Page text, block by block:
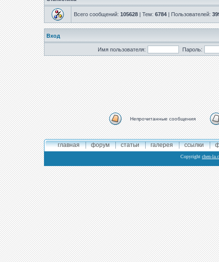
Всего сообщений: 105628 | Тем: 6784 | Пользователей:
Вход
Имя пользователя: Пароль:
Непрочитанные сообщения
главная форум статьи галерея ссылки
Copyright chen-